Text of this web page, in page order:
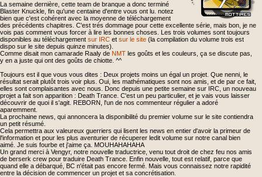
La semaine dernière, cette team de branque a donc terminé
Blaster Knuckle, fin qu'une centaine d'entre vous ont lu. notez
bien que c'est cohérent avec la moyenne de téléchargement
des précédents chapitres. C'est trés dommage pour cette excellente série, mais bon, je ne
vois pas comment vous forcer à lire les bonnes choses. Les trois volumes sont toujours
disponibles au téléchargement sur IRC et sur le site (la compilation du volume trois est
dispo sur le site depuis quinze minutes).
Comme disait mon camarade Raaly de NMT les goûts et les couleurs, ça se discute pas,
y en a juste qui ont des goûts de chiotte. ^^
Toujours est il que vous vous dites : Deux projets moins un égal un projet. Que nenni, le
résultat serait plutôt trois voir plus. Oui, les mathématiques sont nos amis, et de par ce fait,
elles sont complaisantes avec nous. Donc depuis une petite semaine sur IRC, un nouveau
projet a fait son apparition : Death Trance. C'est un peu particulier, et je vais vous laisser
découvrir de quoi il s'agit. REBORN, l'un de nos commenteur régulier a adoré
aparemment.
La prochaine news, qui annoncera la disponibilité du premier volume sur le site contiendra
un petit résumé.
Cela permettra aux valeureux guerriers qui lisent les news en entier d'avoir la primeur de
l'information et pour les plus aventurier de récuperer ledit volume sur notre canal bien
aimé. Je suis fourbe et j'aime ça. MOUHAHAHAHA
Un grand merci à Vengyr, notre nouvelle traductrice, venu tout droit de chez feu nos amis
de berserk crew pour traduire Death Trance. Enfin nouvelle, tout est relatif, parce que
quand elle a débarqué, BC n'était pas encore fermé. Mais vous connaissez notre rapidité
entre la décision de commencer un projet et sa concrétisation.